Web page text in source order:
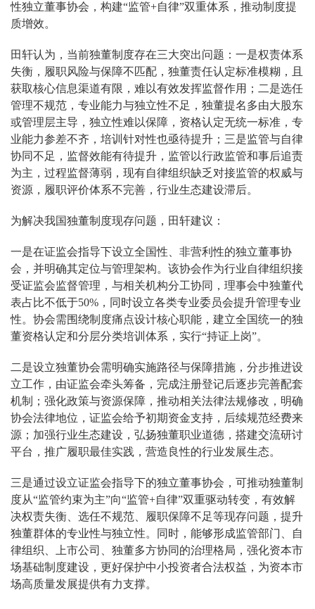
性独立董事协会，构建“监管+自律”双重体系，推动制度提
质增效。
田轩认为，当前独董制度存在三大突出问题：一是权责体系
失衡，履职风险与保障不匹配，独董责任认定标准模糊，且
获取核心信息渠道有限，难以有效发挥监督作用；二是选任
管理不规范，专业能力与独立性不足，独董提名多由大股东
或管理层主导，独立性难以保障，资格认定无统一标准，专
业能力参差不齐，培训针对性也亟待提升；三是监管与自律
协同不足，监督效能有待提升，监管以行政监管和事后追责
为主，过程监督薄弱，现有自律组织缺乏对接监管的权威与
资源，履职评价体系不完善，行业生态建设滞后。
为解决我国独董制度现存问题，田轩建议：
一是在证监会指导下设立全国性、非营利性的独立董事协
会，并明确其定位与管理架构。该协会作为行业自律组织接
受证监会监督管理，与相关机构分工协同，理事会中独董代
表占比不低于50%，同时设立各类专业委员会提升管理专业
性。协会需围绕制度痛点设计核心职能，建立全国统一的独
董资格认定和分层分类培训体系，实行“持证上岗”。
二是设立独董协会需明确实施路径与保障措施，分步推进设
立工作，由证监会牵头筹备，完成注册登记后逐步完善配套
机制；强化政策与资源保障，推动相关法律法规修改，明确
协会法律地位，证监会给予初期资金支持，后续规范经费来
源；加强行业生态建设，弘扬独董职业道德，搭建交流研讨
平台，推广履职最佳实践，营造良性的行业发展生态。
三是通过设立证监会指导下的独立董事协会，可推动独董制
度从“监管约束为主”向“监管+自律”双重驱动转变，有效解
决权责失衡、选任不规范、履职保障不足等现存问题，提升
独董群体的专业性与独立性。同时，能够形成监管部门、自
律组织、上市公司、独董多方协同的治理格局，强化资本市
场基础制度建设，更好保护中小投资者合法权益，为资本市
场高质量发展提供有力支撑。